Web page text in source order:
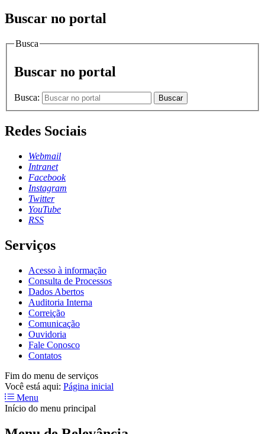
Buscar no portal
Busca
Buscar no portal
Busca: Buscar
Redes Sociais
Webmail
Intranet
Facebook
Instagram
Twitter
YouTube
RSS
Serviços
Acesso à informação
Consulta de Processos
Dados Abertos
Auditoria Interna
Correição
Comunicação
Ouvidoria
Fale Conosco
Contatos
Fim do menu de serviços
Você está aqui: Página inicial
Menu
Início do menu principal